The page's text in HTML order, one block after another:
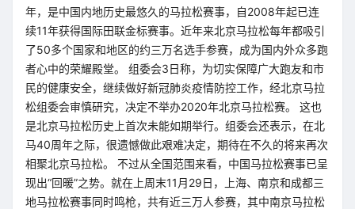
年，是中国内地历史最悠久的马拉松赛事，自2008年起已连
续11年获得国际田联金标赛事。近年来北京马拉松每年都吸引
了50多个国家和地区的约三万名选手参赛，成为国内外众多跑
者心中的荣耀殿堂。 组委会3日称，为切实保障广大跑友和市
民的健康安全，继续做好新冠肺炎疫情防控工作，经北京马拉
松组委会审慎研究，决定不举办2020年北京马拉松赛。 这也
是北京马拉松历史上首次未能如期举行。组委会还表示，在北
马40周年之际，很遗憾做此艰难决定，期待在不久的将来再次
相聚北京马拉松。 不过从全国范围来看，中国马拉松赛事已呈
现出“回暖”之势。就在上周末11月29日，上海、南京和成都三
地马拉松赛事同时鸣枪，共有近三万人参赛，其中南京马拉松